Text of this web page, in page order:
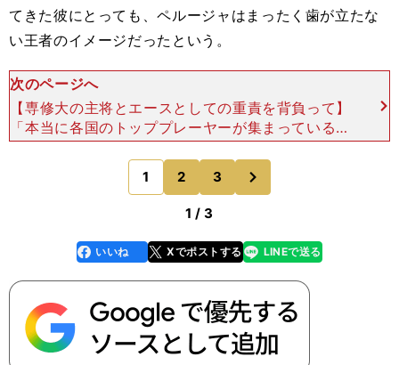
てきた彼にとっても、ペルージャはまったく歯が立たな
い王者のイメージだったという。
次のページへ
【専修大の主将とエースとしての重責を背負って】
「本当に各国のトッププレーヤーが集まっているチ
ームですから。最初は自信なくプレーしていたんで
すけど、プレーを重ねていくうちに、通用する部分
もあるんだな、
1 2 3
1 / 3
faceboo
k
いいね Xでポストする
line LINEで送る